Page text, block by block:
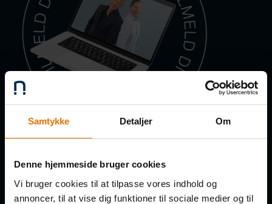
Samtykke Detaljer Om
Denne hjemmeside bruger cookies
Vi bruger cookies til at tilpasse vores indhold og
annoncer, til at vise dig funktioner til sociale medier og til
Få de nye afsnit direkte i din
indbakke